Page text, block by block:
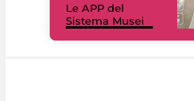
Le APP del
Sistema Musei